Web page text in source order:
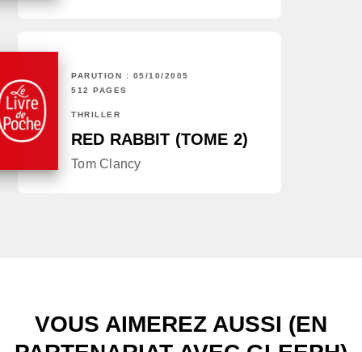
PARUTION : 05/10/2005
512 PAGES
THRILLER
RED RABBIT (TOME 2)
Tom Clancy
VOUS AIMEREZ AUSSI (EN